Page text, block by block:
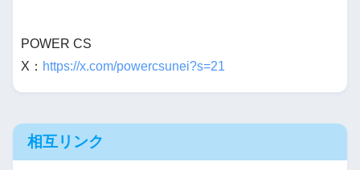
POWER CS
X： https://x.com/powercsunei?s=21
相互リンク